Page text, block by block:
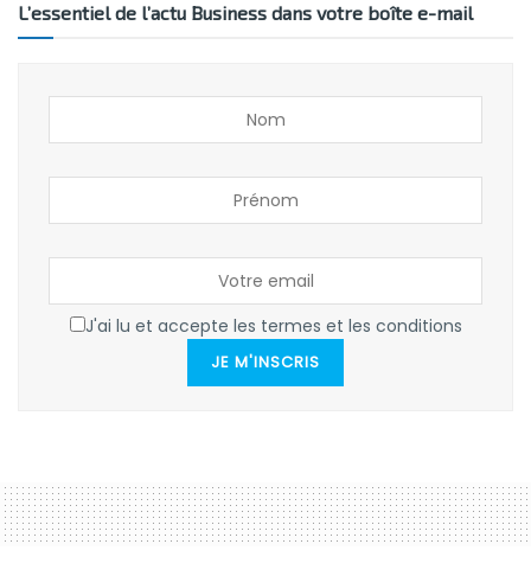
L’essentiel de l’actu Business dans votre boîte e-mail
J'ai lu et accepte les termes et les conditions
JE M'INSCRIS